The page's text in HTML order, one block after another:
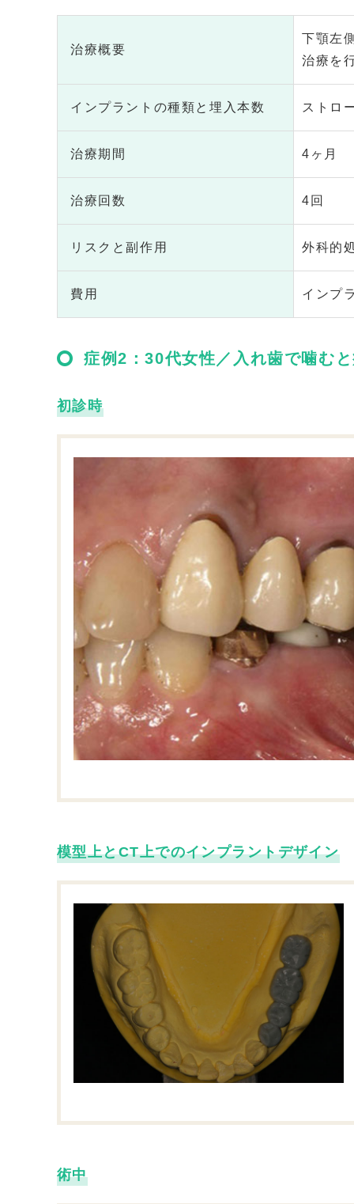
治療概要
下顎左
治療を
インプラントの種類と埋入本数 ストロ
治療期間 4ヶ月
治療回数 4回
リスクと副作用 外科的
費用 インプ
症例2：30代女性／入れ歯で噛む
初診時
模型上とCT上でのインプラントデザイン
術中